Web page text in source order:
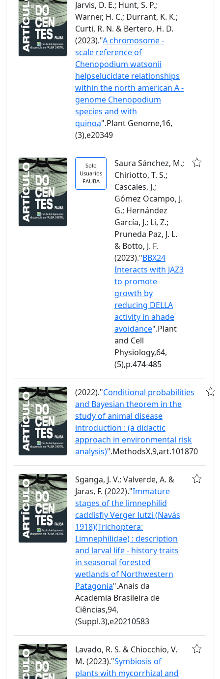
Jarvis, D. E.; Hunt, S. P.;
Warner, H. C.; Durrant, K. K.;
Curti, R. N. & Bertero, H. D.
(2023)."A chromosome -
scale reference of
Chenopodium watsonii
helpselucidate relationships
within the north american A -
genome Chenopodium
species and with
quinoa".Plant Genome,16,
(3),e20349
Solo
Usuarios
FAUBA
Saura Sánchez, M.;
Chiriotto, T. S.;
Cascales, J.;
Gómez Ocampo, J.
G.; Hernández
García, J.; Li, Z.;
Pruneda Paz, J. L.
& Botto, J. F.
(2023)."BBX24
Interacts with JAZ3
to promote
growth by
reducing DELLA
activity in ahade
avoidance".Plant
and Cell
Physiology,64,
(5),p.474-485
(2022)."Conditional probabilities
and Bayesian theorem in the
study of animal disease
introduction : (a didactic
approach in environmental risk
analysis)".MethodsX,9,art.101870
Sganga, J. V.; Valverde, A. &
Jaras, F. (2022)."Immature
stages of the limnephilid
caddisfly Verger lutzi (Navás
1918)(Trichoptera:
Limnephilidae) : description
and larval life - history traits
in seasonal forested
wetlands of Northwestern
Patagonia".Anais da
Academia Brasileira de
Ciências,94,
(Suppl.3),e20210583
Lavado, R. S. & Chiocchio, V.
M. (2023)."Symbiosis of
plants with mycorrhizal and